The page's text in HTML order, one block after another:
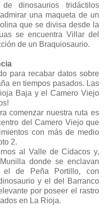
dinosaurios tridáctilos
una maqueta de un
que se divisa desde la
se encuentra Villar del
de un Braquiosaurio.
para recabar datos sobre
en tiempos pasados. Las
Baja y el Camero Viejo
comenzar nuestra ruta es
del Camero Viejo que
con más de medio
2.
al Valle de Cidacos y,
donde se enclavan
el de Peña Portillo, con
y el del Barranco
por poseer el rastro
en La Rioja.